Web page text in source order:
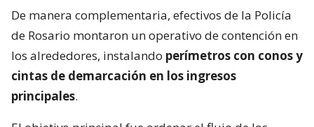
De manera complementaria, efectivos de la Policía
de Rosario montaron un operativo de contención en
los alrededores, instalando perímetros con conos y
cintas de demarcación en los ingresos
principales.